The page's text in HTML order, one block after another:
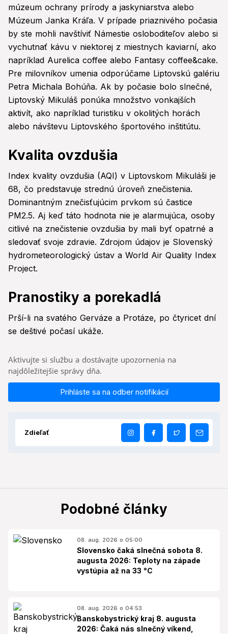
múzeum ochrany prírody a jaskyniarstva alebo
Múzeum Janka Kráľa. V prípade priaznivého počasia
by ste mohli navštíviť Námestie osloboditeľov alebo si
vychutnať kávu v niektorej z miestnych kaviarní, ako
napríklad Aurelica coffee alebo Fantasy coffee&cake.
Pre milovníkov umenia odporúčame Liptovskú galériu
Petra Michala Bohúňa. Ak by počasie bolo slnečné,
Liptovský Mikuláš ponúka množstvo vonkajších
aktivít, ako napríklad turistiku v okolitých horách
alebo návštevu Liptovského športového inštitútu.
Kvalita ovzdušia
Index kvality ovzdušia (AQI) v Liptovskom Mikuláši je
68, čo predstavuje strednú úroveň znečistenia.
Dominantným znečisťujúcim prvkom sú častice
PM2.5. Aj keď táto hodnota nie je alarmujúca, osoby
citlivé na znečistenie ovzdušia by mali byť opatrné a
sledovať svoje zdravie. Zdrojom údajov je Slovenský
hydrometeorologický ústav a World Air Quality Index
Project.
Pranostiky a porekadlá
Prší-li na svatého Gerváze a Protáze, po čtyricet dní
se deštivé počasí ukáže.
Aktivujte si službu a dostávajte upozornenia na
najdôležitejšie správy dňa.
Prihláste sa na odber notifikácií
Zdieľať
Podobné články
08. aug. 2026 o 05:00
Slovensko čaká slnečná sobota 8.
augusta 2026: Teploty na západe
vystúpia až na 33 °C
08. aug. 2026 o 04:53
Banskobystrický kraj 8. augusta
2026: Čaká nás slnečný víkend,